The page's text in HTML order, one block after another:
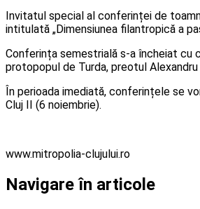
Invitatul special al conferinței de
intitulată „Dimensiunea filantropică a
Conferința semestrială s-a încheiat cu
protopopul de Turda, preotul Alexandru
În perioada imediată, conferințele se
Cluj II (6 noiembrie).
www.mitropolia-clujului.ro
Navigare în articole